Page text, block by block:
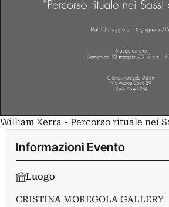
William Xerra - Percorso rituale nei
Informazioni Evento
Luogo
CRISTINA MOREGOLA GALLERY